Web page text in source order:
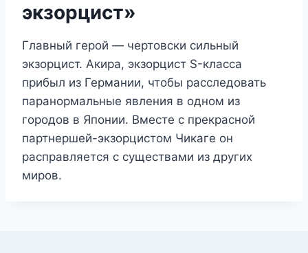
экзорцист»
Главный герой — чертовски сильный
экзорцист. Акира, экзорцист S-класса
прибыл из Германии, чтобы расследовать
паранормальные явления в одном из
городов в Японии. Вместе с прекрасной
партнершей-экзорцистом Чикаге он
расправляется с существами из других
миров.